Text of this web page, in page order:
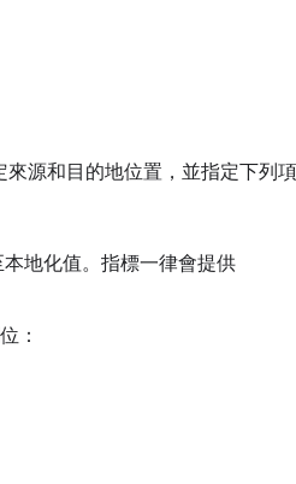
源和目的地位置，並指定下列項
地化值。指標一律會提供
：